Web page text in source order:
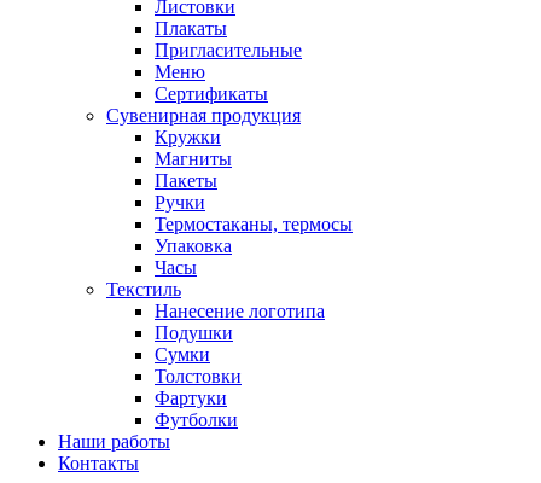
Листовки
Плакаты
Пригласительные
Меню
Сертификаты
Сувенирная продукция
Кружки
Магниты
Пакеты
Ручки
Термостаканы, термосы
Упаковка
Часы
Текстиль
Нанесение логотипа
Подушки
Сумки
Толстовки
Фартуки
Футболки
Наши работы
Контакты